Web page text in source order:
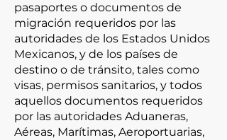
pasaportes o documentos de
migración requeridos por las
autoridades de los Estados Unidos
Mexicanos, y de los países de
destino o de tránsito, tales como
visas, permisos sanitarios, y todos
aquellos documentos requeridos
por las autoridades Aduaneras,
Aéreas, Marítimas, Aeroportuarias,